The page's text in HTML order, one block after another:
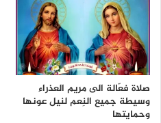
صلاة فعّالة الى مريم العذراء
وسيطة جميع النِعم لنيل عونها
وحمايتها